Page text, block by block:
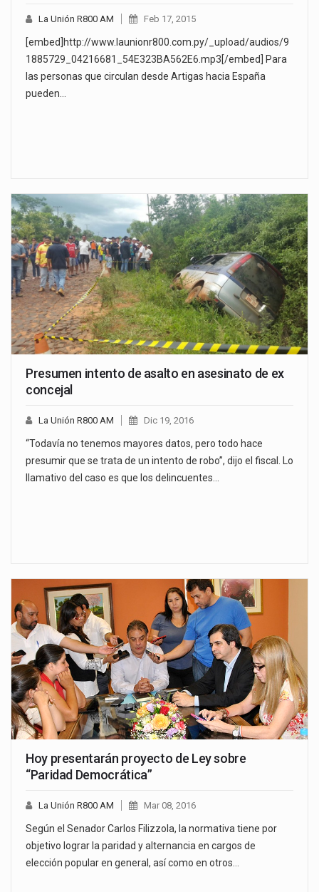
La Unión R800 AM Feb 17, 2015
[embed]http://www.launionr800.com.py/_upload/audios/9
1885729_04216681_54E323BA562E6.mp3[/embed] Para
las personas que circulan desde Artigas hacia España
pueden…
Presumen intento de asalto en asesinato de ex
concejal
La Unión R800 AM Dic 19, 2016
“Todavía no tenemos mayores datos, pero todo hace
presumir que se trata de un intento de robo”, dijo el fiscal. Lo
llamativo del caso es que los delincuentes…
Hoy presentarán proyecto de Ley sobre
“Paridad Democrática”
La Unión R800 AM Mar 08, 2016
Según el Senador Carlos Filizzola, la normativa tiene por
objetivo lograr la paridad y alternancia en cargos de
elección popular en general, así como en otros…